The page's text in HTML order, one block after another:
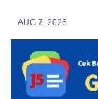
AUG 7, 2026